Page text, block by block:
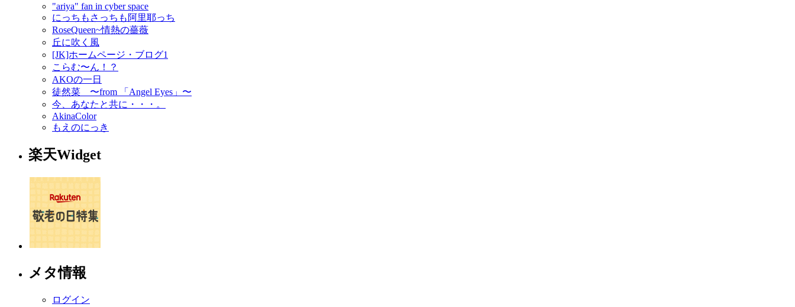
"ariya" fan in cyber space
にっちもさっちも阿里耶っち
RoseQueen~情熱の薔薇
丘に吹く風
[JK]ホームページ・ブログ1
こらむ〜ん！？
AKOの一日
徒然菜 〜from 「Angel Eyes」〜
今、あなたと共に・・・。
AkinaColor
もえのにっき
楽天Widget
メタ情報
ログイン